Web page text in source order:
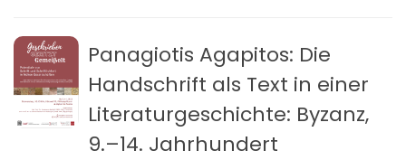
Panagiotis Agapitos: Die
Handschrift als Text in einer
Literaturgeschichte: Byzanz,
9.–14. Jahrhundert